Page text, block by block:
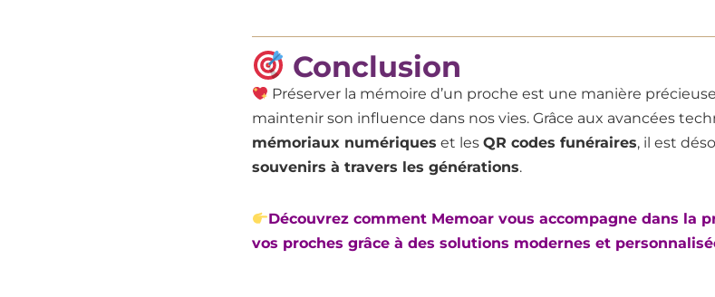
Conclusion
Préserver la mémoire d’un proche est une manière
maintenir son influence dans nos vies. Grâce aux avancées
mémoriaux numériques et les QR codes funéraires, il est
souvenirs à travers les générations.
Découvrez comment Memoar vous accompagne dans la
vos proches grâce à des solutions modernes et